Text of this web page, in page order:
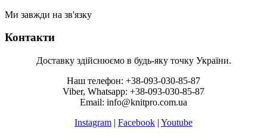
Ми завжди на зв'язку
Контакти
Доставку здійснюємо в будь-яку точку України.
Наш телефон: +38-093-030-85-87
Viber, Whatsapp: +38-093-030-85-87
Email: info@knitpro.com.ua
Instagram | Facebook | Youtube